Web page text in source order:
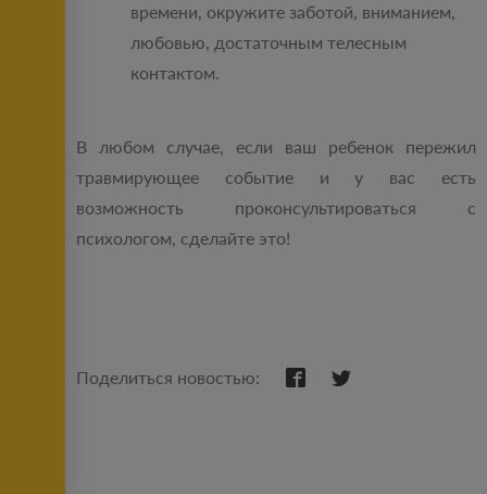
времени, окружите заботой, вниманием,
любовью, достаточным телесным
контактом.
В любом случае, если ваш ребенок пережил
травмирующее событие и у вас есть
возможность проконсультироваться с
психологом, сделайте это!
Поделиться новостью: